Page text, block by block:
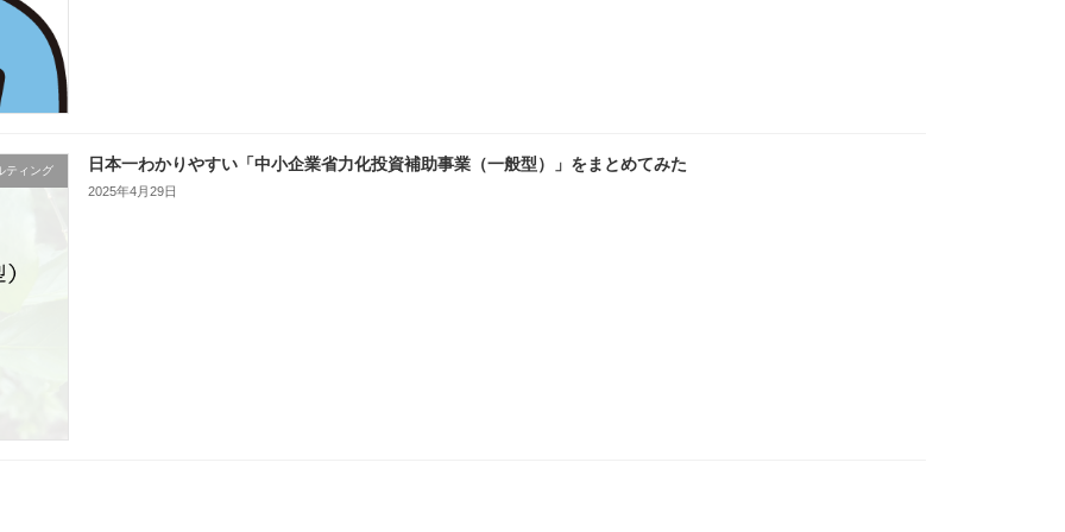
ティング 日本一わかりやすい「中小企業省力化投資補助事業（一般型）」をまとめてみた
2025年4月29日